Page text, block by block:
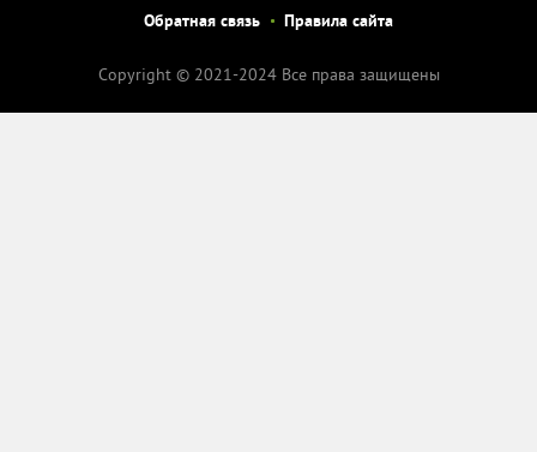
Обратная связь Правила сайта
Copyright © 2021-2024 Все права защищены